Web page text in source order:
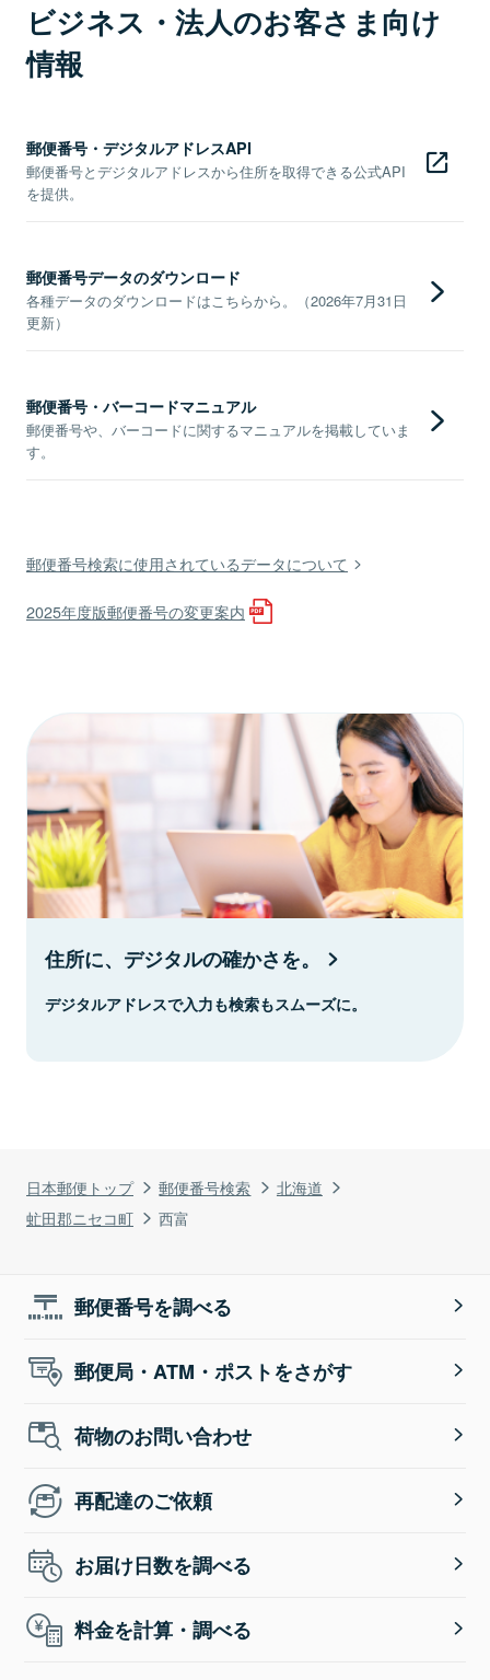
日本郵便トップ 郵便番号検索
北海道
虻田郡ニセコ町
西富
ビジネス・法人のお客さま向け
情報
郵便番号・デジタルアドレスAPI
郵便番号とデジタルアドレスから住所を取得できる公式API
を提供。
郵便番号データのダウンロード
各種データのダウンロードはこちらから。（2026年7月31日
更新）
郵便番号・バーコードマニュアル
郵便番号や、バーコードに関するマニュアルを掲載していま
す。
郵便番号検索に使用されているデータについて
2025年度版郵便番号の変更案内
住所に、デジタルの確かさを。
デジタルアドレスで入力も検索もスムーズに。
郵便番号を調べる
郵便局・ATM・ポストをさがす
荷物のお問い合わせ
再配達のご依頼
お届け日数を調べる
料金を計算・調べる